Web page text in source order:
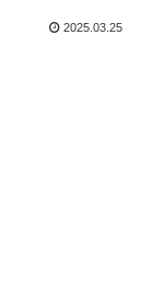
2025.03.25